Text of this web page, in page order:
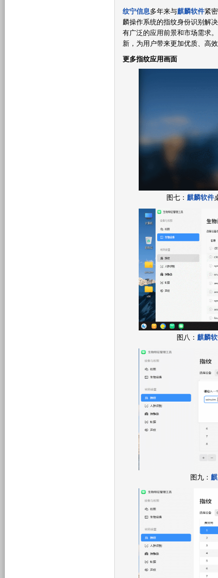
纹宁信息多年来与麒麟软件紧
麟操作系统的指纹身份识别解
有广泛的应用前景和市场需求
新，为用户带来更加优质、高
更多指纹应用画面
图七： 麒麟软件
图八： 麒麟
图九：